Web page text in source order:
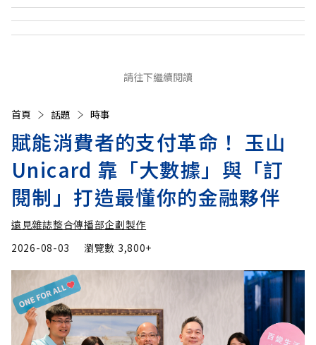
請往下繼續閱讀
首頁 話題 時事
賦能消費者的支付革命！ 玉山
Unicard 靠「大數據」與「訂
閱制」打造最懂你的金融夥伴
遠見雜誌整合傳播部企劃製作
2026-08-03
瀏覽數 3,800+